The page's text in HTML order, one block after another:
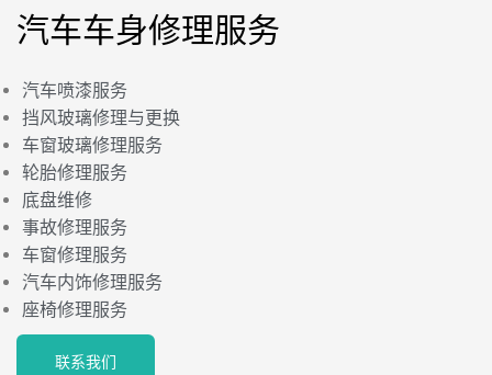
汽车车身修理服务
汽车喷漆服务
挡风玻璃修理与更换
车窗玻璃修理服务
轮胎修理服务
底盘维修
事故修理服务
车窗修理服务
汽车内饰修理服务
座椅修理服务
联系我们